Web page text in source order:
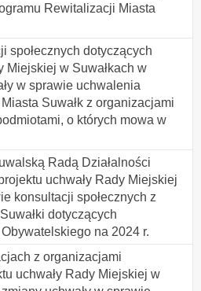
Rewitalizacji Miasta
społecznych dotyczących
Miejskiej w Suwałkach w
w sprawie uchwalenia
Suwałk z organizacjami
o których mowa w
Radą Działalności
uchwały Rady Miejskiej
konsultacji społecznych z
dotyczących
na 2024 r.
z organizacjami
uchwały Rady Miejskiej w